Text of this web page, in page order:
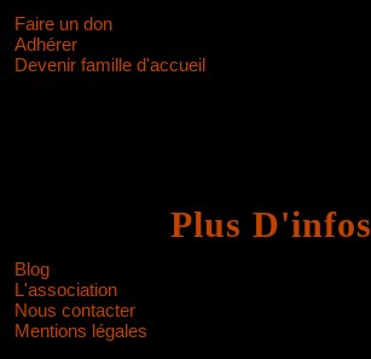
Faire un don
Adhérer
Devenir famille d'accueil
Plus D'infos
Blog
L'association
Nous contacter
Mentions légales